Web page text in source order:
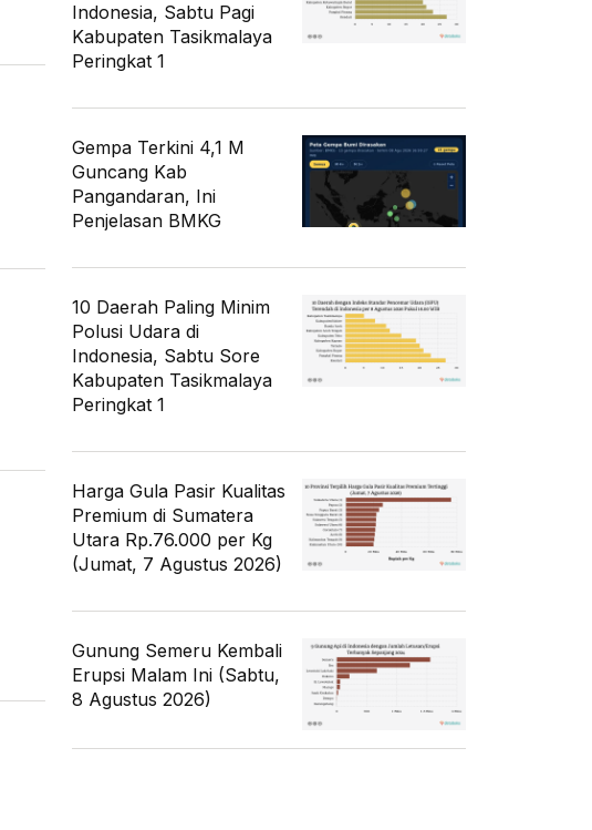
Indonesia, Sabtu Pagi
Kabupaten Tasikmalaya
Peringkat 1
Gempa Terkini 4,1 M
Guncang Kab
Pangandaran, Ini
Penjelasan BMKG
10 Daerah Paling Minim
Polusi Udara di
Indonesia, Sabtu Sore
Kabupaten Tasikmalaya
Peringkat 1
Harga Gula Pasir Kualitas
Premium di Sumatera
Utara Rp.76.000 per Kg
(Jumat, 7 Agustus 2026)
Gunung Semeru Kembali
Erupsi Malam Ini (Sabtu,
8 Agustus 2026)